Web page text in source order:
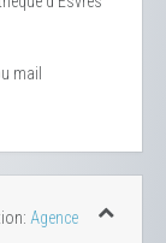
mail
Agence